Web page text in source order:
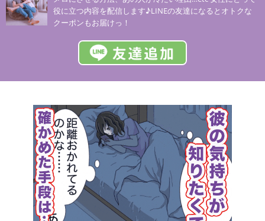
役に立つ内容を配信します♪LINEの友達になるとオトクな
クーポンもお届けっ！